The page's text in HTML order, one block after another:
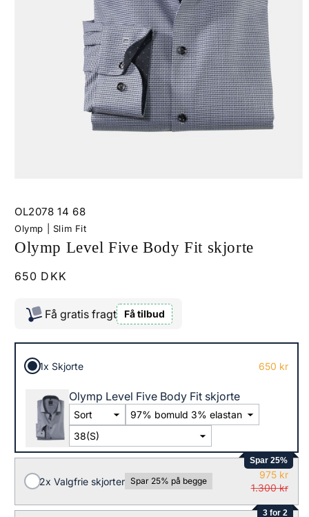
i
modus
SKU:
OL2078 14 68
Olymp | Slim Fit
Olymp Level Five Body Fit skjorte
Normalpris
650 DKK
Få gratis fragt Få tilbud
1x Skjorte 650 kr
Olymp Level Five Body Fit skjorte
Spar 25%
2x Valgfrie skjorter Spar 25% på begge
975 kr
1.300 kr
3 for 2